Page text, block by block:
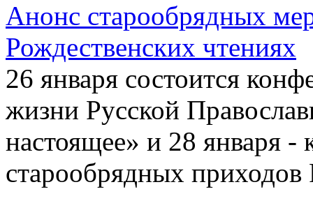
Анонс старообрядных
Рождественских чтениях
26 января состоится
жизни Русской
настоящее» и 28 января -
старообрядных